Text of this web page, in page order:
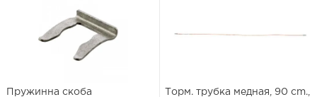
Пружинна скоба
Торм. трубка медная, 90 cm.,